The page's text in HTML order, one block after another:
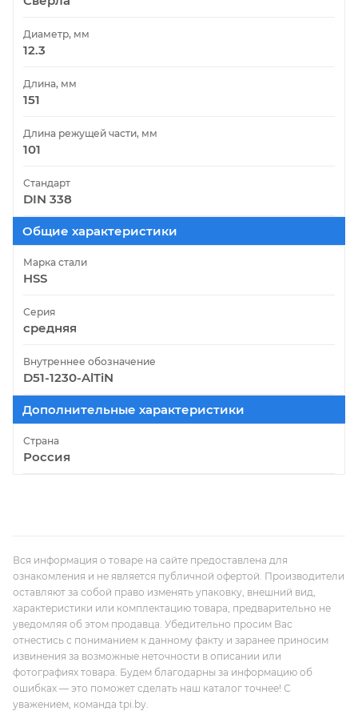
Диаметр, мм
12.3
Длина, мм
151
Длина режущей части, мм
101
Стандарт
DIN 338
Общие характеристики
Марка стали
HSS
Серия
средняя
Внутреннее обозначение
D51-1230-AlTiN
Дополнительные характеристики
Страна
Россия
Вся информация о товаре на сайте предоставлена для
ознакомления и не является публичной офертой. Производители
оставляют за собой право изменять упаковку, внешний вид,
характеристики или комплектацию товара, предварительно не
уведомляя об этом продавца. Убедительно просим Вас
отнестись с пониманием к данному факту и заранее приносим
извинения за возможные неточности в описании или
фотографиях товара. Будем благодарны за информацию об
ошибках — это поможет сделать наш каталог точнее! С
уважением, команда tpi.by.